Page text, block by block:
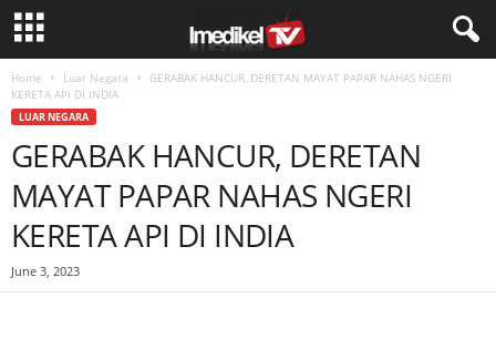
Home Luar Negara
GERABAK HANCUR, DERETAN MAYAT PAPAR NAHAS NGERI
KERETA API DI INDIA
LUAR NEGARA
GERABAK HANCUR, DERETAN
MAYAT PAPAR NAHAS NGERI
KERETA API DI INDIA
June 3, 2023